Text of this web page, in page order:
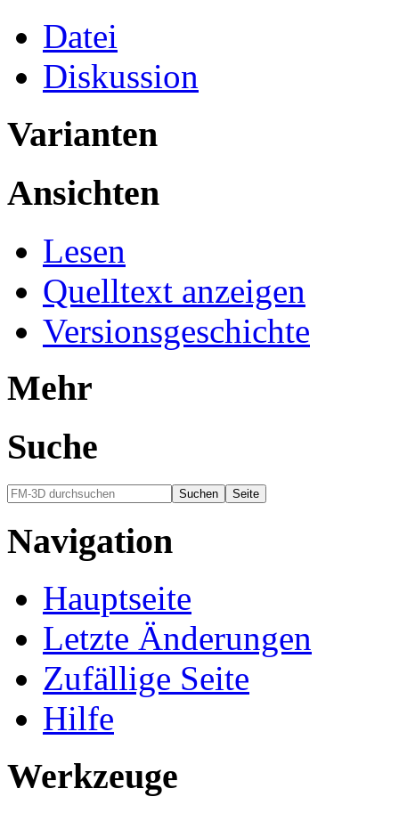
Datei
Diskussion
Varianten
Ansichten
Lesen
Quelltext anzeigen
Versionsgeschichte
Mehr
Suche
Navigation
Hauptseite
Letzte Änderungen
Zufällige Seite
Hilfe
Werkzeuge